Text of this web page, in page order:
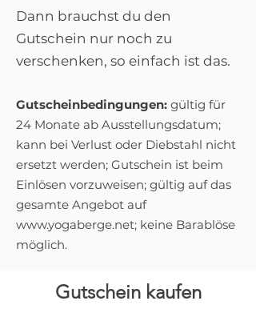
Dann brauchst du den
Gutschein nur noch zu
verschenken, so einfach ist das.
Gutscheinbedingungen: gültig für
24 Monate ab Ausstellungsdatum;
kann bei Verlust oder Diebstahl nicht
ersetzt werden; Gutschein ist beim
Einlösen vorzuweisen; gültig auf das
gesamte Angebot auf
www.yogaberge.net; keine Barablöse
möglich.
Gutschein kaufen